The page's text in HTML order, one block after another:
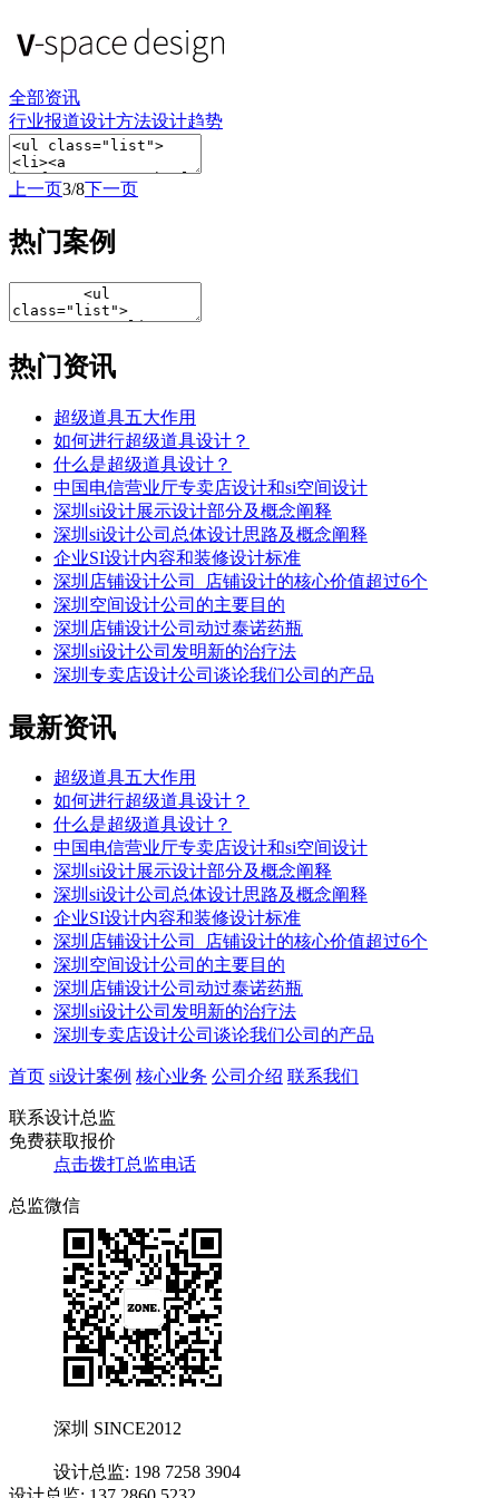
全部资讯
行业报道设计方法设计趋势
上一页3/8下一页
热门案例
热门资讯
超级道具五大作用
如何进行超级道具设计？
什么是超级道具设计？
中国电信营业厅专卖店设计和si空间设计
深圳si设计展示设计部分及概念阐释
深圳si设计公司总体设计思路及概念阐释
企业SI设计内容和装修设计标准
深圳店铺设计公司_店铺设计的核心价值超过6个
深圳空间设计公司的主要目的
深圳店铺设计公司动过泰诺药瓶
深圳si设计公司发明新的治疗法
深圳专卖店设计公司谈论我们公司的产品
最新资讯
超级道具五大作用
如何进行超级道具设计？
什么是超级道具设计？
中国电信营业厅专卖店设计和si空间设计
深圳si设计展示设计部分及概念阐释
深圳si设计公司总体设计思路及概念阐释
企业SI设计内容和装修设计标准
深圳店铺设计公司_店铺设计的核心价值超过6个
深圳空间设计公司的主要目的
深圳店铺设计公司动过泰诺药瓶
深圳si设计公司发明新的治疗法
深圳专卖店设计公司谈论我们公司的产品
首页 si设计案例 核心业务 公司介绍 联系我们
联系设计总监
免费获取报价
点击拨打总监电话
总监微信
深圳 SINCE2012
设计总监: 198 7258 3904